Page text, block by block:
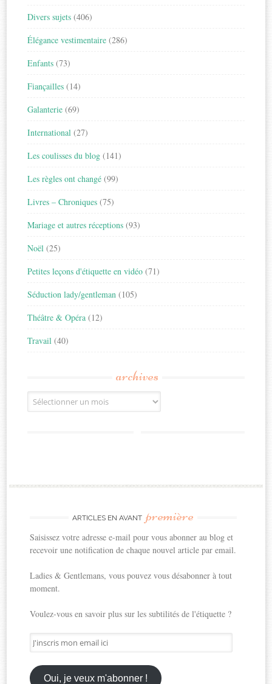
Divers sujets (406)
Élégance vestimentaire (286)
Enfants (73)
Fiançailles (14)
Galanterie (69)
International (27)
Les coulisses du blog (141)
Les règles ont changé (99)
Livres – Chroniques (75)
Mariage et autres réceptions (93)
Noël (25)
Petites leçons d'étiquette en vidéo (71)
Séduction lady/gentleman (105)
Théâtre & Opéra (12)
Travail (40)
archives
Archives
ARTICLES EN AVANT première
Saisissez votre adresse e-mail pour vous abonner au blog et
recevoir une notification de chaque nouvel article par email.
Ladies & Gentlemans, vous pouvez vous désabonner à tout
moment.
Voulez-vous en savoir plus sur les subtilités de l'étiquette ?
J'inscris
mon
email
ici
Oui, je veux m'abonner !